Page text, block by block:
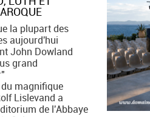
la plupart des
aujourd'hui
John Dowland
grand
magnifique
Lislevand a
de l'Abbaye